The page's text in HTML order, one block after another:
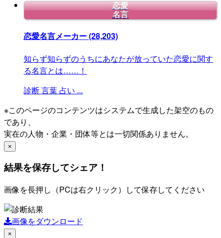
恋愛
名言
恋愛名言メーカー(28,203)
知らず知らずのうちにあなたが放っていた恋愛に関す
る名言とは……！
診断言葉 占い ...
※このページのコンテンツはシステムで生成した架空のもの
であり、
実在の人物・企業・団体等とは一切関係ありません。
×
結果を保存してシェア！
画像を長押し（PCは右クリック）して保存してください
画像をダウンロード
×